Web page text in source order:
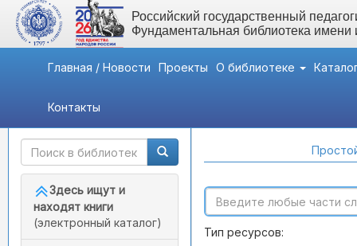
Российский государственный
Фундаментальная библиотека
Главная / Новости Проекты О библиотеке
Контакты
Быстрый доступ
Здесь ищут и
находят книги
(электронный каталог)
Тип ресурсов: